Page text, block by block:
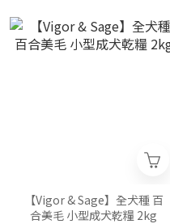
【Vigor & Sage】全犬種 百
合美毛 小型成犬乾糧 2kg